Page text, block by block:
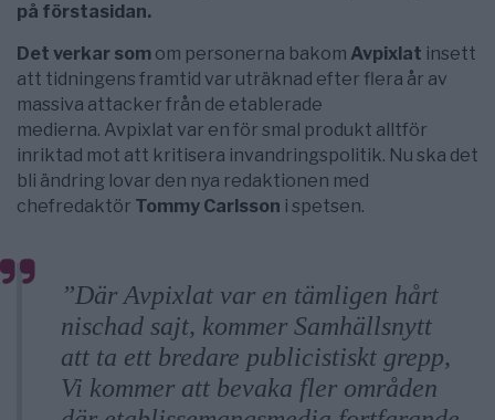
på förstasidan.
Det verkar som om personerna bakom Avpixlat insett
att tidningens framtid var uträknad efter flera år av
massiva attacker från de etablerade
medierna. Avpixlat var en för smal produkt alltför
inriktad mot att kritisera invandringspolitik. Nu ska det
bli ändring lovar den nya redaktionen med
chefredaktör Tommy Carlsson i spetsen.
”Där Avpixlat var en tämligen hårt
nischad sajt, kommer Samhällsnytt
att ta ett bredare publicistiskt grepp,
Vi kommer att bevaka fler områden